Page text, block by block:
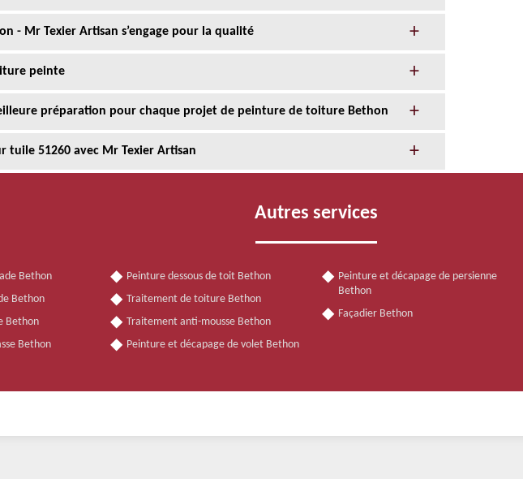
- Mr Texier Artisan s’engage pour la qualité
peinte
préparation pour chaque projet de peinture de toiture Bethon
tuile 51260 avec Mr Texier Artisan
Autres services
Bethon
Bethon
Bethon
Bethon
Peinture dessous de toit Bethon
Traitement de toiture Bethon
Traitement anti-mousse Bethon
Peinture et décapage de volet Bethon
Peinture et décapage de persienne
Bethon
Façadier Bethon